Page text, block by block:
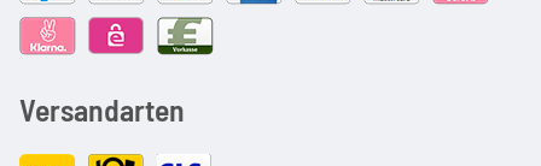
Versandarten